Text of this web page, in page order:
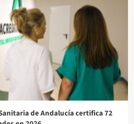
de Andalucía certifica 72